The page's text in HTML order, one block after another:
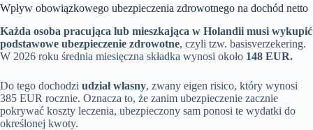
Wpływ obowiązkowego ubezpieczenia zdrowotnego na dochód netto
Każda osoba pracująca lub mieszkająca w Holandii musi wykupić
podstawowe ubezpieczenie zdrowotne, czyli tzw. basisverzekering.
W 2026 roku średnia miesięczna składka wynosi około 148 EUR.
Do tego dochodzi udział własny, zwany eigen risico, który wynosi
385 EUR rocznie. Oznacza to, że zanim ubezpieczenie zacznie
pokrywać koszty leczenia, ubezpieczony sam ponosi te wydatki do
określonej kwoty.